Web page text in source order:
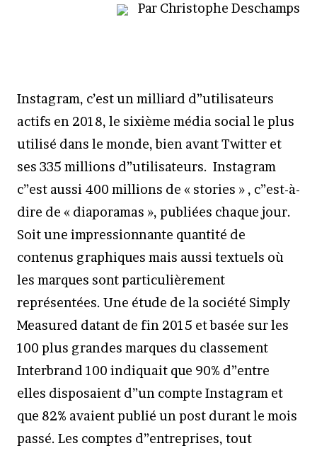
Par Christophe Deschamps
Instagram, c’est un milliard d”utilisateurs
actifs en 2018, le sixième média social le plus
utilisé dans le monde, bien avant Twitter et
ses 335 millions d”utilisateurs. Instagram
c”est aussi 400 millions de « stories » , c”est-à-
dire de « diaporamas », publiées chaque jour.
Soit une impressionnante quantité de
contenus graphiques mais aussi textuels où
les marques sont particulièrement
représentées. Une étude de la société Simply
Measured datant de fin 2015 et basée sur les
100 plus grandes marques du classement
Interbrand 100 indiquait que 90% d”entre
elles disposaient d”un compte Instagram et
que 82% avaient publié un post durant le mois
passé. Les comptes d”entreprises, tout